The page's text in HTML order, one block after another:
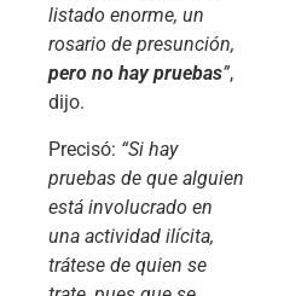
listado enorme, un
rosario de presunción,
pero no hay pruebas”,
dijo.
Precisó: “Si hay
pruebas de que alguien
está involucrado en
una actividad ilícita,
trátese de quien se